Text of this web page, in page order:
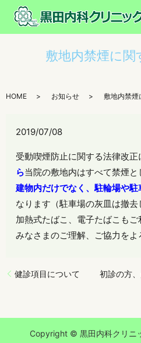
敷地内禁煙に
HOME お知らせ 敷地内禁煙
2019/07/08
受動喫煙防止に関する法律改
ら当院の敷地内はすべて禁煙と
建物内だけでなく、駐輪場や
なります（駐車場の灰皿は撤去
加熱式たばこ、電子たばこもご
みなさまのご理解、ご協力をよ
健診項目について 初診の方
Copyright © 黒田内科クリニ